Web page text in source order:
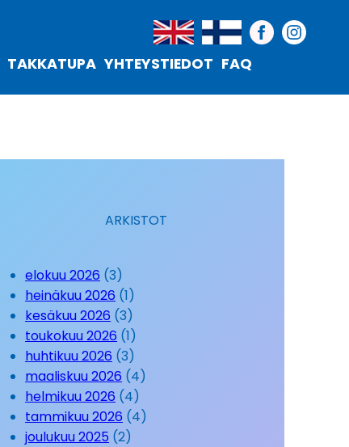
TAKKATUPA YHTEYSTIEDOT FAQ
ARKISTOT
elokuu 2026 (3)
heinäkuu 2026 (1)
kesäkuu 2026 (3)
toukokuu 2026 (1)
huhtikuu 2026 (3)
maaliskuu 2026 (4)
helmikuu 2026 (4)
tammikuu 2026 (4)
joulukuu 2025 (2)